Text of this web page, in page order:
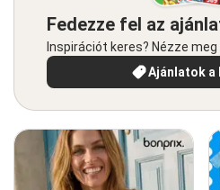
Fedezze fel az
Inspirációt keres? Nézze
Ajánlatok a